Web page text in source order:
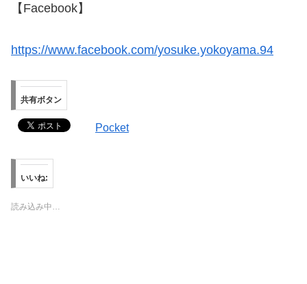
【Facebook】
https://www.facebook.com/yosuke.yokoyama.94
共有ボタン
Pocket
いいね:
読み込み中…